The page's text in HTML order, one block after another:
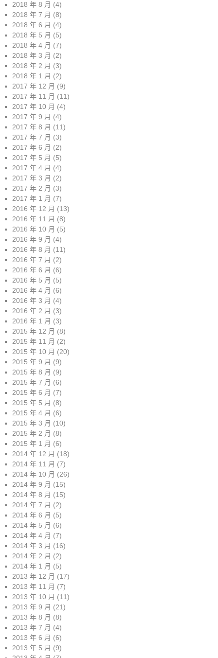
2018 年 8 月 (4)
2018 年 7 月 (8)
2018 年 6 月 (4)
2018 年 5 月 (5)
2018 年 4 月 (7)
2018 年 3 月 (2)
2018 年 2 月 (3)
2018 年 1 月 (2)
2017 年 12 月 (9)
2017 年 11 月 (11)
2017 年 10 月 (4)
2017 年 9 月 (4)
2017 年 8 月 (11)
2017 年 7 月 (3)
2017 年 6 月 (2)
2017 年 5 月 (5)
2017 年 4 月 (4)
2017 年 3 月 (2)
2017 年 2 月 (3)
2017 年 1 月 (7)
2016 年 12 月 (13)
2016 年 11 月 (8)
2016 年 10 月 (5)
2016 年 9 月 (4)
2016 年 8 月 (11)
2016 年 7 月 (2)
2016 年 6 月 (6)
2016 年 5 月 (5)
2016 年 4 月 (6)
2016 年 3 月 (4)
2016 年 2 月 (3)
2016 年 1 月 (3)
2015 年 12 月 (8)
2015 年 11 月 (2)
2015 年 10 月 (20)
2015 年 9 月 (9)
2015 年 8 月 (9)
2015 年 7 月 (6)
2015 年 6 月 (7)
2015 年 5 月 (8)
2015 年 4 月 (6)
2015 年 3 月 (10)
2015 年 2 月 (8)
2015 年 1 月 (6)
2014 年 12 月 (18)
2014 年 11 月 (7)
2014 年 10 月 (26)
2014 年 9 月 (15)
2014 年 8 月 (15)
2014 年 7 月 (2)
2014 年 6 月 (5)
2014 年 5 月 (6)
2014 年 4 月 (7)
2014 年 3 月 (16)
2014 年 2 月 (2)
2014 年 1 月 (5)
2013 年 12 月 (17)
2013 年 11 月 (7)
2013 年 10 月 (11)
2013 年 9 月 (21)
2013 年 8 月 (8)
2013 年 7 月 (4)
2013 年 6 月 (6)
2013 年 5 月 (9)